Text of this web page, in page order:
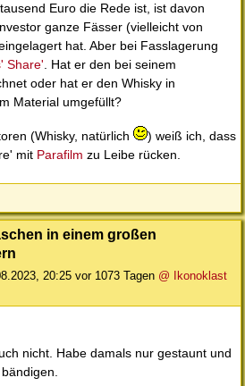
Euro die Rede ist, ist davon
ganze Fässer (vielleicht von
hat. Aber bei Fasslagerung
Share'. Hat er den bei seinem
oder hat er den Whisky in
Material umgefüllt?
(Whisky, natürlich
) weiß ich, dass
mit Parafilm zu Leibe rücken.
in einem großen
20:25 vor 1073 Tagen @ Ikonoklast
nicht. Habe damals nur gestaunt und